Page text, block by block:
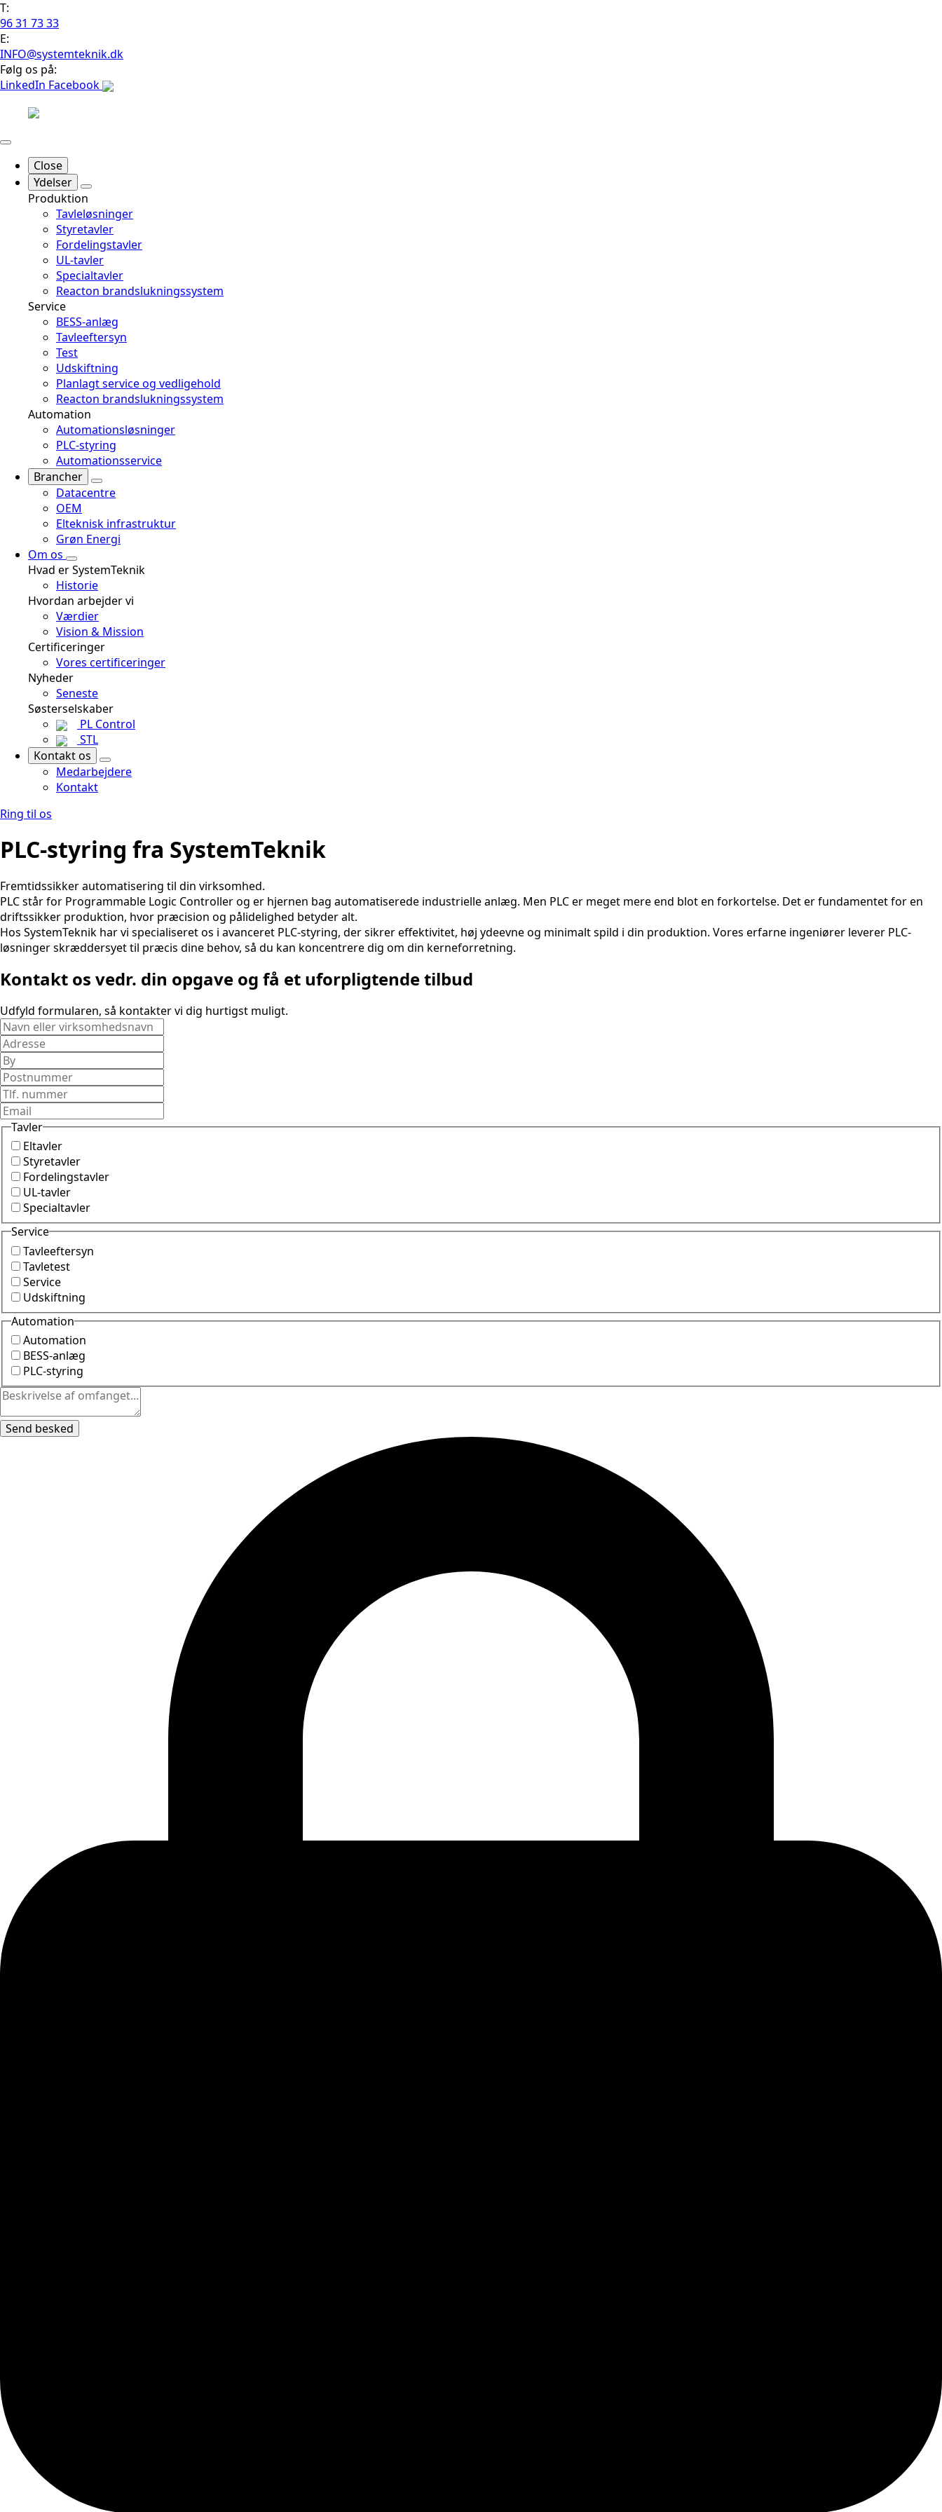
T:
96 31 73 33
E:
INFO@systemteknik.dk
Følg os på:
LinkedIn Facebook
Close
Ydelser
Produktion
Tavleløsninger
Styretavler
Fordelingstavler
UL-tavler
Specialtavler
Reacton brandslukningssystem
Service
BESS-anlæg
Tavleeftersyn
Test
Udskiftning
Planlagt service og vedligehold
Reacton brandslukningssystem
Automation
Automationsløsninger
PLC-styring
Automationsservice
Brancher
Datacentre
OEM
Elteknisk infrastruktur
Grøn Energi
Om os
Hvad er SystemTeknik
Historie
Hvordan arbejder vi
Værdier
Vision & Mission
Certificeringer
Vores certificeringer
Nyheder
Seneste
Søsterselskaber
PL Control
STL
Kontakt os
Medarbejdere
Kontakt
Ring til os
PLC-styring fra SystemTeknik
Fremtidssikker automatisering til din virksomhed.
PLC står for Programmable Logic Controller og er hjernen bag automatiserede industrielle anlæg. Men PLC er meget mere end blot en forkortelse. Det er fundamentet for en
driftssikker produktion, hvor præcision og pålidelighed betyder alt.
Hos SystemTeknik har vi specialiseret os i avanceret PLC-styring, der sikrer effektivitet, høj ydeevne og minimalt spild i din produktion. Vores erfarne ingeniører leverer PLC-
løsninger skræddersyet til præcis dine behov, så du kan koncentrere dig om din kerneforretning.
Kontakt os vedr. din opgave og få et uforpligtende tilbud
Udfyld formularen, så kontakter vi dig hurtigst muligt.
Tavler
Eltavler
Styretavler
Fordelingstavler
UL-tavler
Specialtavler
Service
Tavleeftersyn
Tavletest
Service
Udskiftning
Automation
Automation
BESS-anlæg
PLC-styring
Send besked